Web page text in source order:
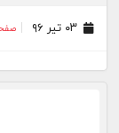
۰۳ تیر ۹۶